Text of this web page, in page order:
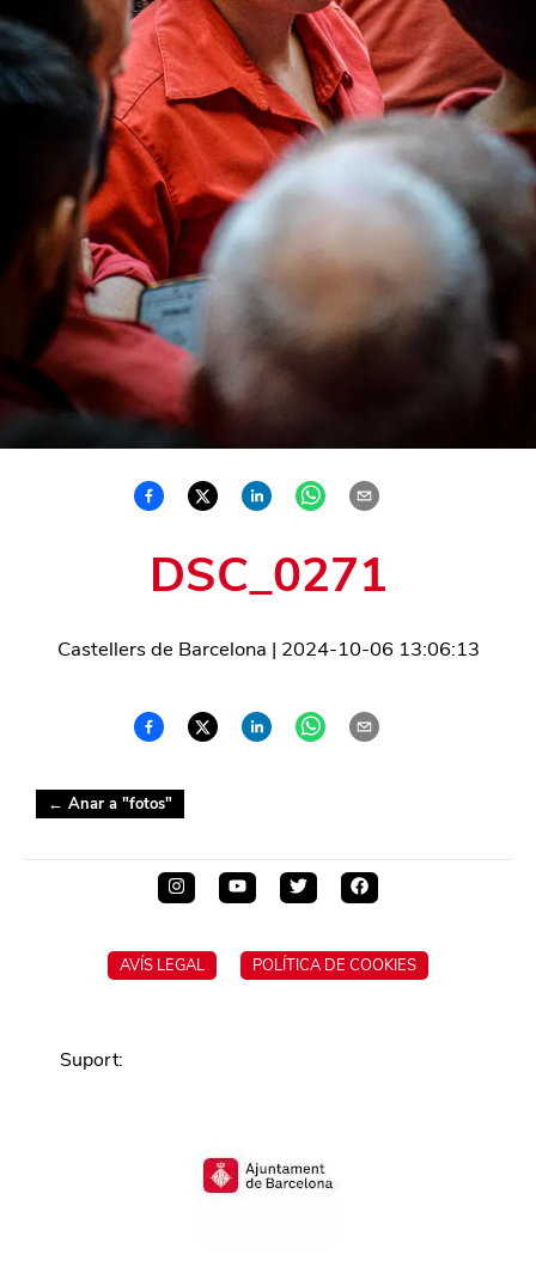
DSC_0271
Castellers de Barcelona | 2024-10-06 13:06:13
← Anar a "fotos"
AVÍS LEGAL POLÍTICA DE COOKIES
Suport: